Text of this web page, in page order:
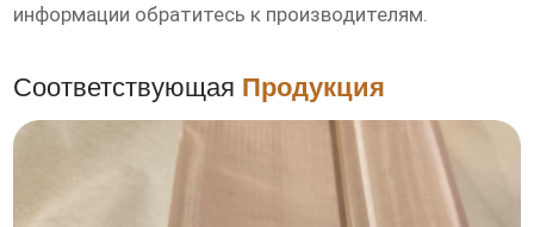
информации обратитесь к производителям.
Соответствующая Продукция